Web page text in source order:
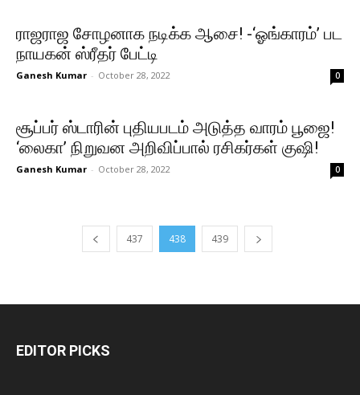
ராஜராஜ சோழனாக நடிக்க ஆசை! -‘ஓங்காரம்’ பட
நாயகன் ஸ்ரீதர் பேட்டி
Ganesh Kumar - October 28, 2022 0
சூப்பர் ஸ்டாரின் புதியபடம் அடுத்த வாரம் பூஜை!
‘லைகா’ நிறுவன அறிவிப்பால் ரசிகர்கள் குஷி!
Ganesh Kumar - October 28, 2022 0
437 438 439
EDITOR PICKS